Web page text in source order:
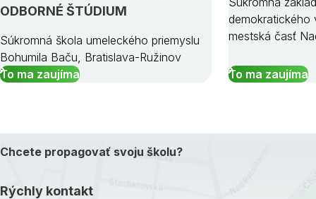
ODBORNÉ ŠTÚDIUM
Súkromná škola umeleckého priemyslu
Bohumila Baču, Bratislava-Ružinov
To ma zaujíma
demokratického
mestská časť
To ma zaujíma
Chcete propagovať svoju školu?
Rýchly kontakt